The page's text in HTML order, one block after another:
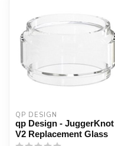
QP DESIGN
qp Design - JuggerKnot
V2 Replacement Glass